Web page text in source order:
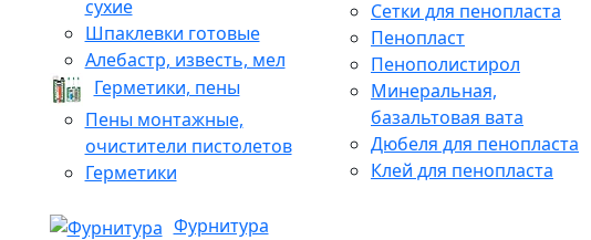
сухие
Шпаклевки готовые
Алебастр, известь, мел
Герметики, пены
Пены монтажные,
очистители пистолетов
Герметики
Сетки для пенопласта
Пенопласт
Пенополистирол
Минеральная,
базальтовая вата
Дюбеля для пенопласта
Клей для пенопласта
Фурнитура